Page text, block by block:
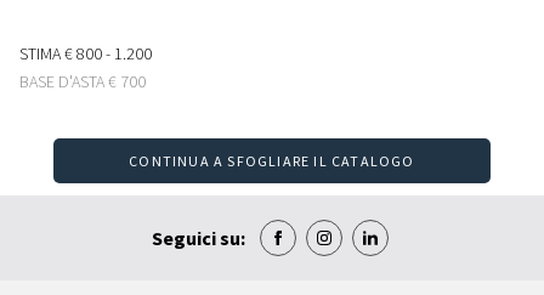
STIMA€ 800 - 1.200
BASE D'ASTA€ 700
CONTINUA A SFOGLIARE IL CATALOGO
Seguici su: